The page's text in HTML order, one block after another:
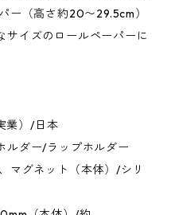
ー（高さ約20〜29.5cm）
サイズのロールペーパーに
業）/日本
ルダー/ラップホルダー
マグネット（本体）/シリ